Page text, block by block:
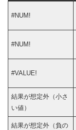
#NUM!
#NUM!
#VALUE!
結果が想定外（小さ
い値）
結果が想定外（負の